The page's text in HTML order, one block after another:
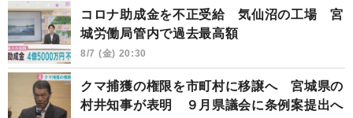
コロナ助成金を不正受給 気仙沼の工場 宮
城労働局管内で過去最高額
8/7 (金) 20:30
クマ捕獲の権限を市町村に移譲へ 宮城県の
村井知事が表明 ９月県議会に条例案提出へ